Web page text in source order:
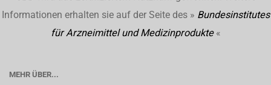
Informationen erhalten sie auf der Seite des » Bundesinstitutes
für Arzneimittel und Medizinprodukte«
MEHR ÜBER...